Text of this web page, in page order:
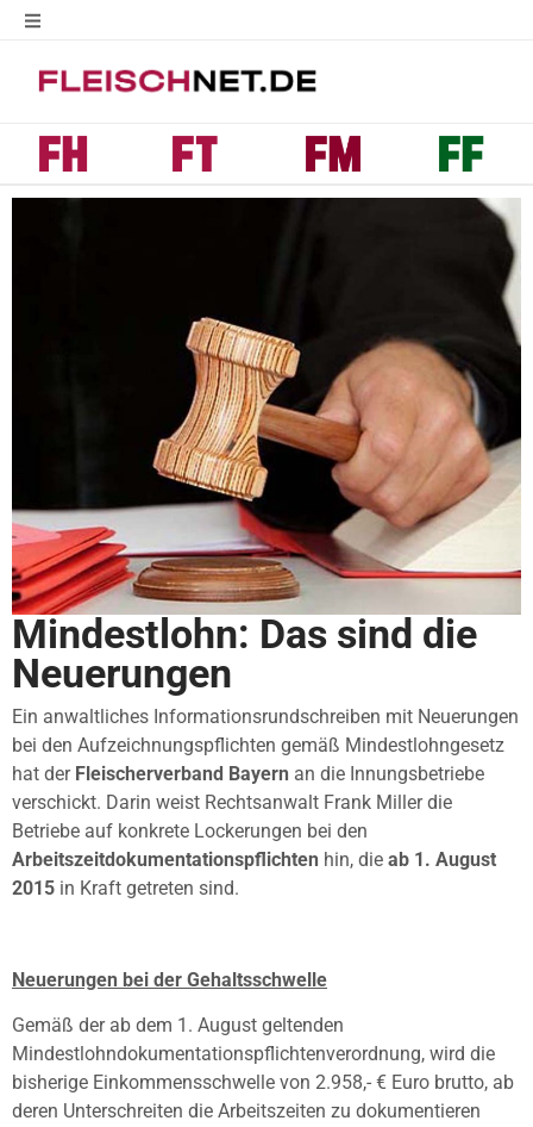
Mindestlohn: Das sind die
Neuerungen
Ein anwaltliches Informationsrundschreiben mit Neuerungen
bei den Aufzeichnungspflichten gemäß Mindestlohngesetz
hat der Fleischerverband Bayern an die Innungsbetriebe
verschickt. Darin weist Rechtsanwalt Frank Miller die
Betriebe auf konkrete Lockerungen bei den
Arbeitszeitdokumentationspflichten hin, die ab 1. August
2015 in Kraft getreten sind.
Neuerungen bei der Gehaltsschwelle
Gemäß der ab dem 1. August geltenden
Mindestlohndokumentationspflichtenverordnung, wird die
bisherige Einkommensschwelle von 2.958,- € Euro brutto, ab
deren Unterschreiten die Arbeitszeiten zu dokumentieren